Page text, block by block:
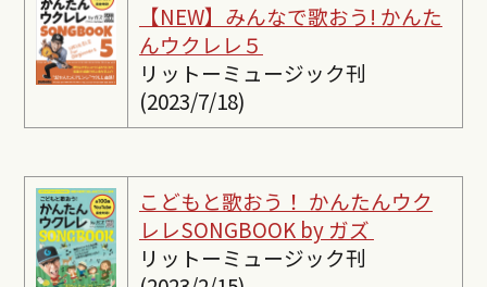
【NEW】みんなで歌おう! かんた
んウクレレ５
リットーミュージック刊
(2023/7/18)
こどもと歌おう！ かんたんウク
レレSONGBOOK by ガズ
リットーミュージック刊